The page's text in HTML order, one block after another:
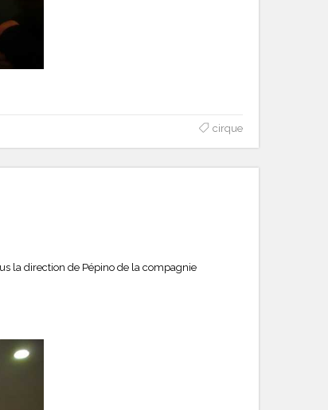
cirque
la direction de Pépino de la compagnie